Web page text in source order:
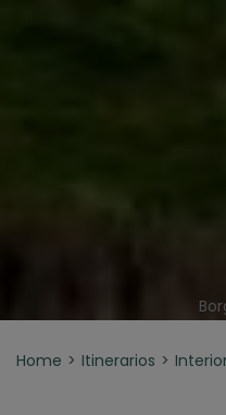
Home Itinerarios